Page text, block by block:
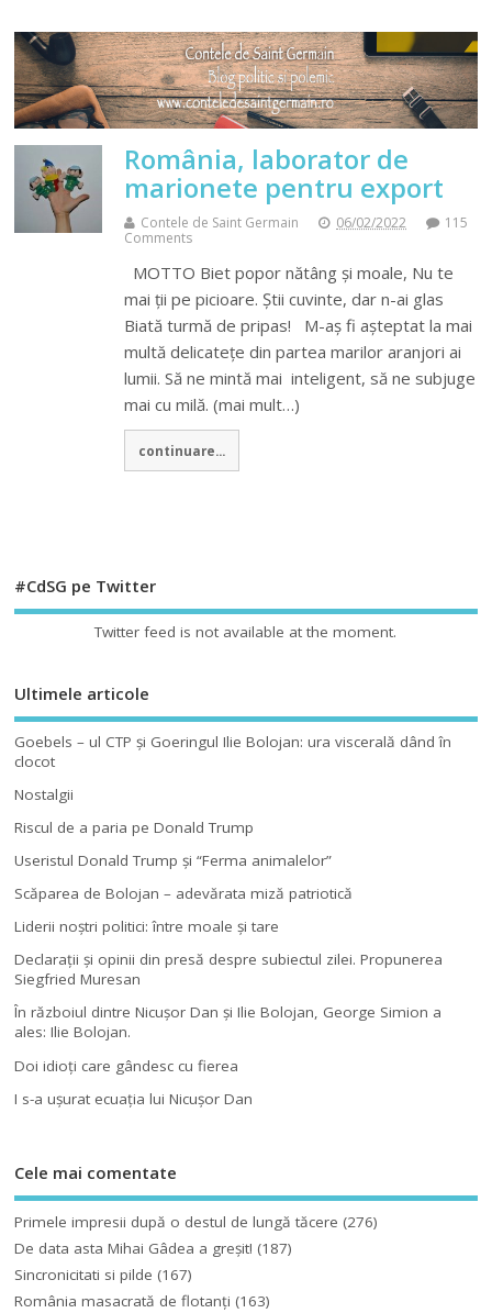
România, laborator de
marionete pentru export
Contele de Saint Germain 06/02/2022
115
Comments
MOTTO Biet popor nătâng şi moale, Nu te
mai ţii pe picioare. Ştii cuvinte, dar n-ai glas
Biată turmă de pripas! M-aş fi aşteptat la mai
multă delicateţe din partea marilor aranjori ai
lumii. Să ne mintă mai inteligent, să ne subjuge
mai cu milă. (mai mult…)
continuare...
#CdSG pe Twitter
Twitter feed is not available at the moment.
Ultimele articole
Goebels – ul CTP şi Goeringul Ilie Bolojan: ura viscerală dând în
clocot
Nostalgii
Riscul de a paria pe Donald Trump
Useristul Donald Trump şi “Ferma animalelor”
Scăparea de Bolojan – adevărata miză patriotică
Liderii noştri politici: între moale şi tare
Declaraţii şi opinii din presă despre subiectul zilei. Propunerea
Siegfried Muresan
În războiul dintre Nicuşor Dan şi Ilie Bolojan, George Simion a
ales: Ilie Bolojan.
Doi idioţi care gândesc cu fierea
I s-a uşurat ecuaţia lui Nicuşor Dan
Cele mai comentate
Primele impresii după o destul de lungă tăcere (276)
De data asta Mihai Gâdea a greşit! (187)
Sincronicitati si pilde (167)
România masacrată de flotanţi (163)